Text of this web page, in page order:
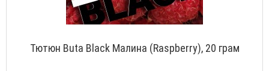
Тютюн Buta Black Малина (Raspberry), 20 грам